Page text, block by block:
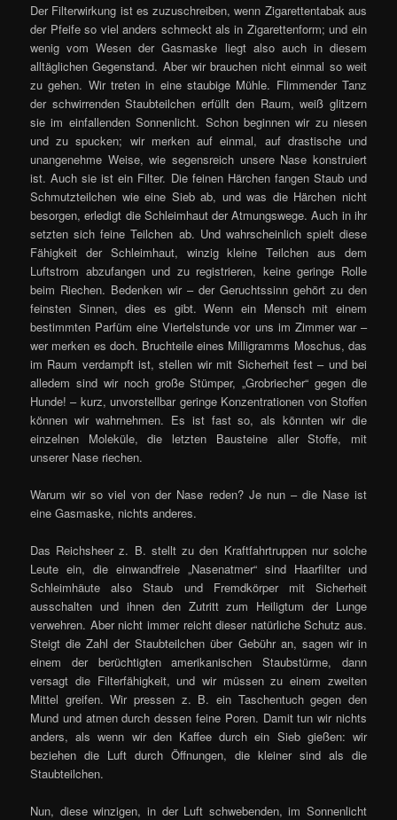
Der Filterwirkung ist es zuzuschreiben, wenn Zigarettentabak aus
der Pfeife so viel anders schmeckt als in Zigarettenform; und ein
wenig vom Wesen der Gasmaske liegt also auch in diesem
alltäglichen Gegenstand. Aber wir brauchen nicht einmal so weit
zu gehen. Wir treten in eine staubige Mühle. Flimmender Tanz
der schwirrenden Staubteilchen erfüllt den Raum, weiß glitzern
sie im einfallenden Sonnenlicht. Schon beginnen wir zu niesen
und zu spucken; wir merken auf einmal, auf drastische und
unangenehme Weise, wie segensreich unsere Nase konstruiert
ist. Auch sie ist ein Filter. Die feinen Härchen fangen Staub und
Schmutzteilchen wie eine Sieb ab, und was die Härchen nicht
besorgen, erledigt die Schleimhaut der Atmungswege. Auch in ihr
setzten sich feine Teilchen ab. Und wahrscheinlich spielt diese
Fähigkeit der Schleimhaut, winzig kleine Teilchen aus dem
Luftstrom abzufangen und zu registrieren, keine geringe Rolle
beim Riechen. Bedenken wir – der Geruchtssinn gehört zu den
feinsten Sinnen, dies es gibt. Wenn ein Mensch mit einem
bestimmten Parfüm eine Viertelstunde vor uns im Zimmer war –
wer merken es doch. Bruchteile eines Milligramms Moschus, das
im Raum verdampft ist, stellen wir mit Sicherheit fest – und bei
alledem sind wir noch große Stümper, „Grobriecher“ gegen die
Hunde! – kurz, unvorstellbar geringe Konzentrationen von Stoffen
können wir wahrnehmen. Es ist fast so, als könnten wir die
einzelnen Moleküle, die letzten Bausteine aller Stoffe, mit
unserer Nase riechen.
Warum wir so viel von der Nase reden? Je nun – die Nase ist
eine Gasmaske, nichts anderes.
Das Reichsheer z. B. stellt zu den Kraftfahrtruppen nur solche
Leute ein, die einwandfreie „Nasenatmer“ sind Haarfilter und
Schleimhäute also Staub und Fremdkörper mit Sicherheit
ausschalten und ihnen den Zutritt zum Heiligtum der Lunge
verwehren. Aber nicht immer reicht dieser natürliche Schutz aus.
Steigt die Zahl der Staubteilchen über Gebühr an, sagen wir in
einem der berüchtigten amerikanischen Staubstürme, dann
versagt die Filterfähigkeit, und wir müssen zu einem zweiten
Mittel greifen. Wir pressen z. B. ein Taschentuch gegen den
Mund und atmen durch dessen feine Poren. Damit tun wir nichts
anders, als wenn wir den Kaffee durch ein Sieb gießen: wir
beziehen die Luft durch Öffnungen, die kleiner sind als die
Staubteilchen.
Nun, diese winzigen, in der Luft schwebenden, im Sonnenlicht